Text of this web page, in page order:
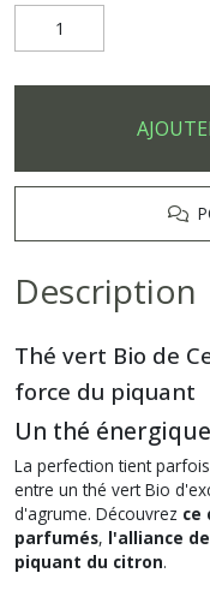
Description
Thé vert Bio de
force du piquant
Un thé
La perfection tient
entre un thé vert Bio
d'agrume. Découvrez ce
parfumés, l'alliance
piquant du citron.